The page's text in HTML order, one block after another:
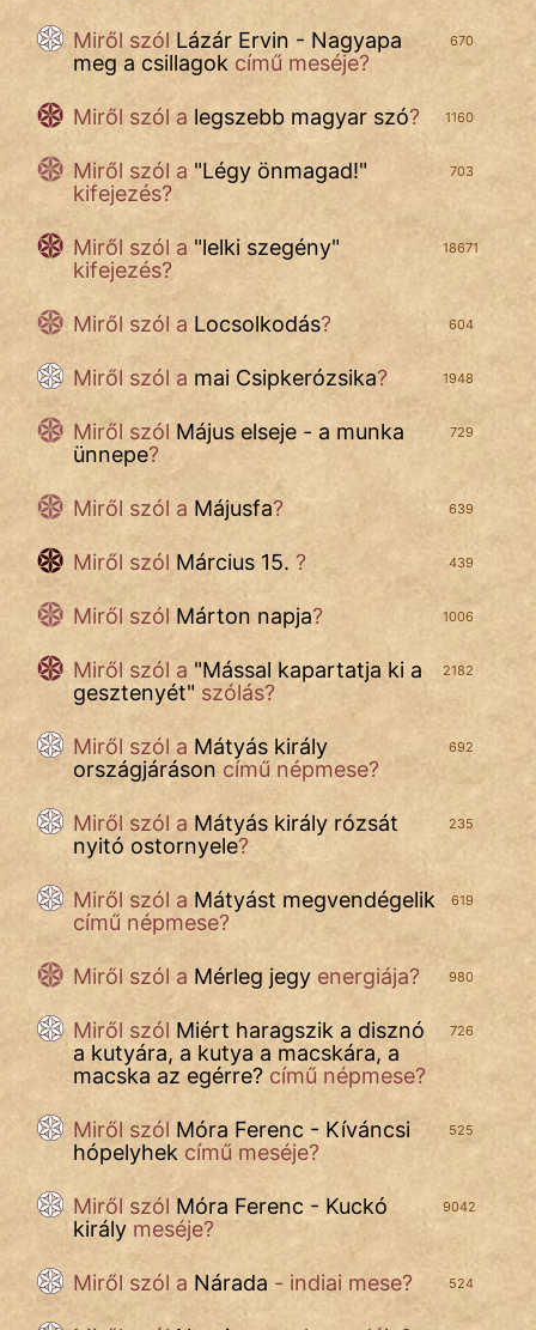
670
Miről szól Lázár Ervin - Nagyapa
meg a csillagok című meséje?
1160
Miről szóla legszebb magyar szó?
703
Miről szól a "Légy önmagad!"
kifejezés?
18671
Miről szól a "lelki szegény"
kifejezés?
604
Miről szól a Locsolkodás?
1948
Miről szól a mai Csipkerózsika?
729
Miről szól Május elseje - a munka
ünnepe?
639
Miről szól a Májusfa?
439
Miről szól Március 15. ?
1006
Miről szól Márton napja?
2182
Miről szól a "Mással kapartatja ki a
gesztenyét" szólás?
692
Miről szól a Mátyás király
országjáráson című népmese?
235
Miről szól a Mátyás király rózsát
nyitó ostornyele?
619
Miről szól a Mátyást megvendégelik
című népmese?
980
Miről szól a Mérleg jegy energiája?
726
Miről szól Miért haragszik a disznó
a kutyára, a kutya a macskára, a
macska az egérre? című népmese?
525
Miről szól Móra Ferenc - Kíváncsi
hópelyhek című meséje?
9042
Miről szól Móra Ferenc - Kuckó
király meséje?
524
Miről szól a Nárada - indiai mese?